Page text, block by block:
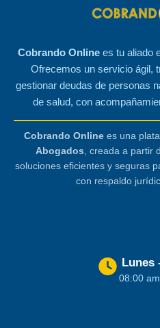
Cobrando Online es tu aliado
Ofrecemos un servicio ágil,
gestionar deudas de personas
de salud, con
Cobrando Online es una
Abogados , creada a partir
soluciones eficientes y seguras
con respaldo
Lunes
08:00